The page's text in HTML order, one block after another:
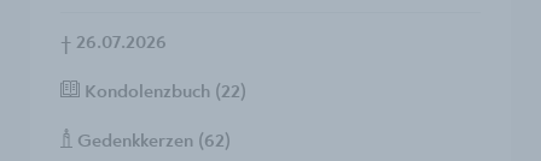
† 26.07.2026
Kondolenzbuch (22)
Gedenkkerzen (62)